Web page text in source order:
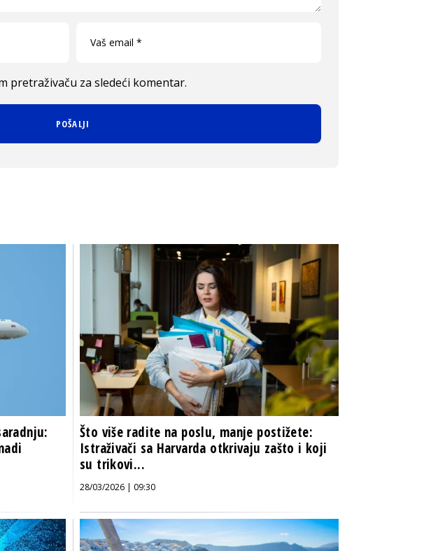
pretraživaču za sledeći komentar.
Što više radite na poslu, manje postižete:
Istraživači sa Harvarda otkrivaju zašto i koji
su trikovi...
28/03/2026 | 09:30